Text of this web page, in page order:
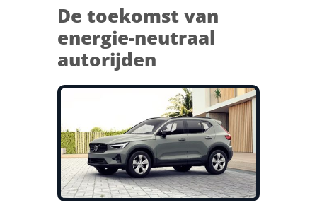
De toekomst van
energie-neutraal
autorijden